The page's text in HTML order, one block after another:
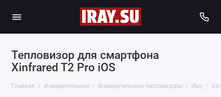
Тепловизор для смартфона
Xinfrared T2 Pro iOS
Главная Измерительные Измерительные тепловизоры iRay